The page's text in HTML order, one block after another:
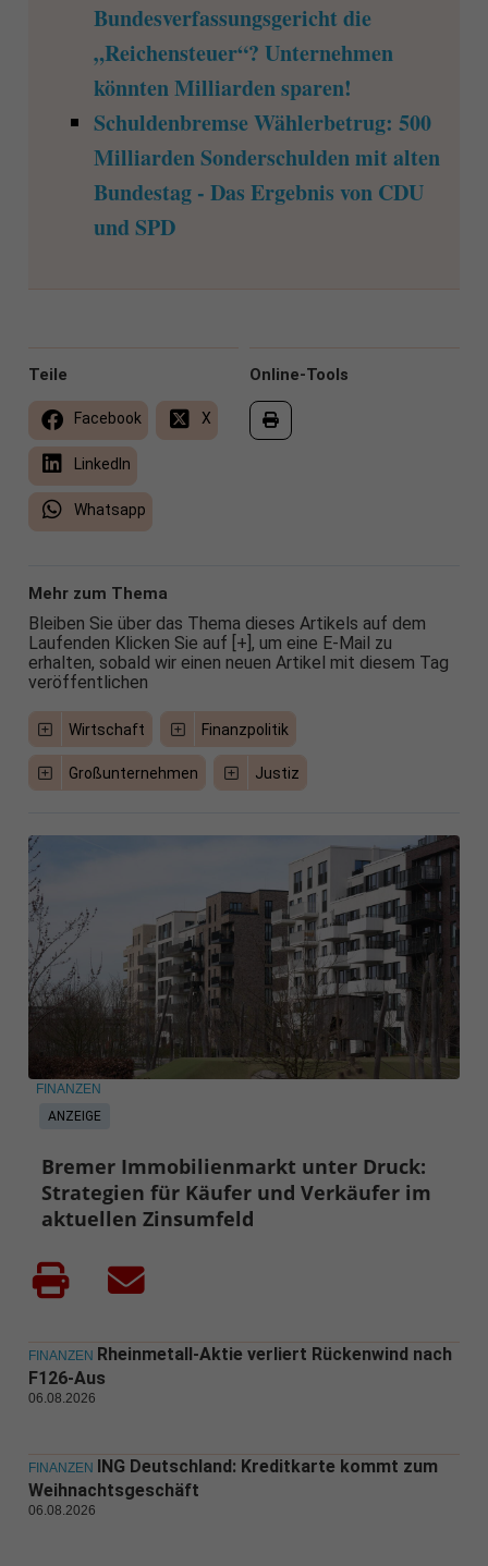
Bundesverfassungsgericht die
„Reichensteuer“? Unternehmen
könnten Milliarden sparen!
Schuldenbremse Wählerbetrug: 500
Milliarden Sonderschulden mit alten
Bundestag - Das Ergebnis von CDU
und SPD
Online-Tools
Teile
Facebook X
LinkedIn
Whatsapp
Mehr zum Thema
Bleiben Sie über das Thema dieses Artikels auf dem
Laufenden Klicken Sie auf [+], um eine E-Mail zu
erhalten, sobald wir einen neuen Artikel mit diesem Tag
veröffentlichen
Wirtschaft Finanzpolitik
Großunternehmen Justiz
ANZEIGE
FINANZEN
Bremer Immobilienmarkt unter Druck:
Strategien für Käufer und Verkäufer im
aktuellen Zinsumfeld
FINANZEN Rheinmetall-Aktie verliert Rückenwind nach
F126-Aus
06.08.2026
FINANZEN ING Deutschland: Kreditkarte kommt zum
Weihnachtsgeschäft
06.08.2026